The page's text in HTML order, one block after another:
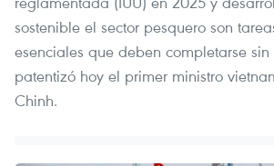
sostenible el sector pesquero son
esenciales que deben completarse
patentizó hoy el primer ministro
Chinh.